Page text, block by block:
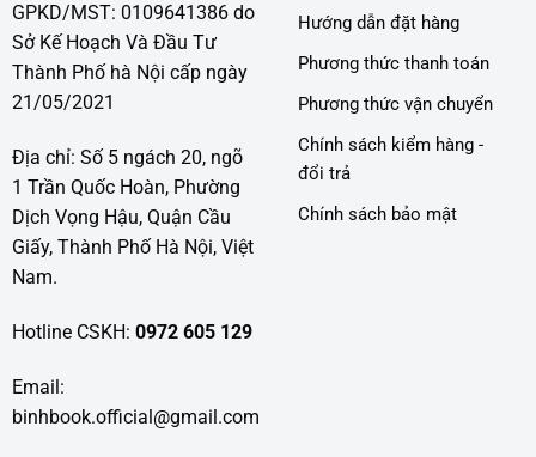
GPKD/MST: 0109641386 do
Sở Kế Hoạch Và Đầu Tư
Thành Phố hà Nội cấp ngày
21/05/2021
Địa chỉ: Số 5 ngách 20, ngõ
1 Trần Quốc Hoàn, Phường
Dịch Vọng Hậu, Quận Cầu
Giấy, Thành Phố Hà Nội, Việt
Nam.
Hotline CSKH: 0972 605 129
Email:
binhbook.official@gmail.com
Hướng dẫn đặt hàng
Phương thức thanh toán
Phương thức vận chuyển
Chính sách kiểm hàng -
đổi trả
Chính sách bảo mật